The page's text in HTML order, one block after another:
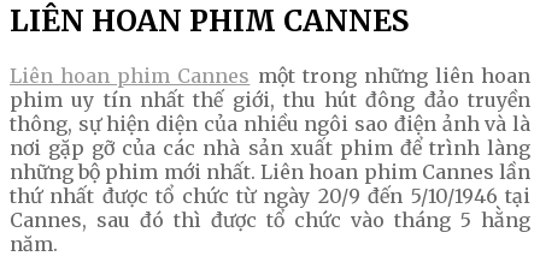
LIÊN HOAN PHIM CANNES
Liên hoan phim Cannes một trong những liên hoan
phim uy tín nhất thế giới, thu hút đông đảo truyền
thông, sự hiện diện của nhiều ngôi sao điện ảnh và là
nơi gặp gỡ của các nhà sản xuất phim để trình làng
những bộ phim mới nhất. Liên hoan phim Cannes lần
thứ nhất được tổ chức từ ngày 20/9 đến 5/10/1946 tại
Cannes, sau đó thì được tổ chức vào tháng 5 hằng
năm.